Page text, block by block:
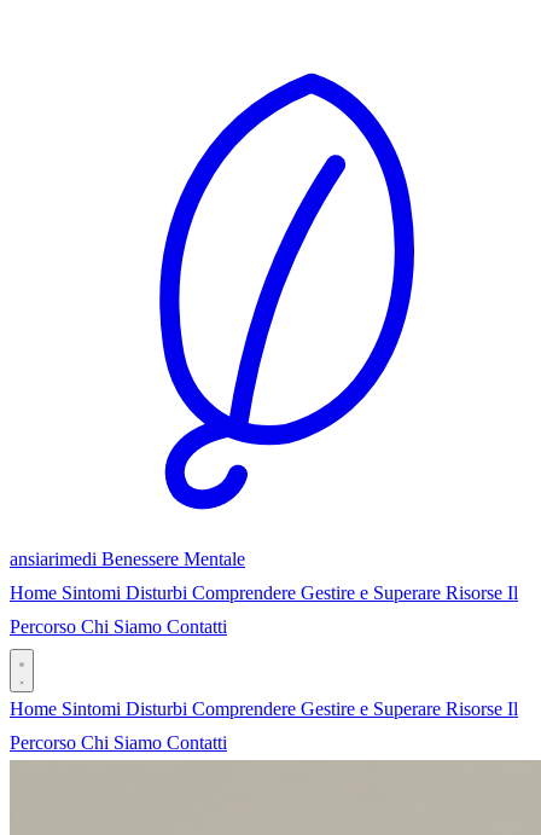
ansiarimedi Benessere Mentale
Home Sintomi Disturbi Comprendere Gestire e Superare Risorse Il
Percorso Chi Siamo Contatti
Home Sintomi Disturbi Comprendere Gestire e Superare Risorse Il
Percorso Chi Siamo Contatti